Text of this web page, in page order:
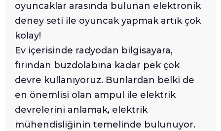
oyuncaklar arasında bulunan elektronik
deney seti ile oyuncak yapmak artık çok
kolay!
Ev içerisinde radyodan bilgisayara,
fırından buzdolabına kadar pek çok
devre kullanıyoruz. Bunlardan belki de
en önemlisi olan ampul ile elektrik
devrelerini anlamak, elektrik
mühendisliğinin temelinde bulunuyor.